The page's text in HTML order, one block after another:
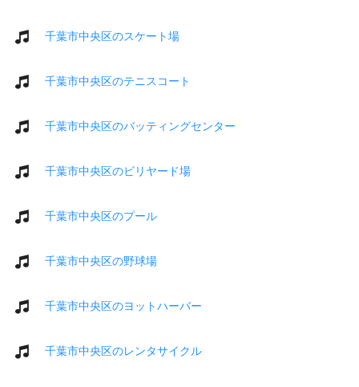
千葉市中央区のスケート場
千葉市中央区のテニスコート
千葉市中央区のバッティングセンター
千葉市中央区のビリヤード場
千葉市中央区のプール
千葉市中央区の野球場
千葉市中央区のヨットハーバー
千葉市中央区のレンタサイクル